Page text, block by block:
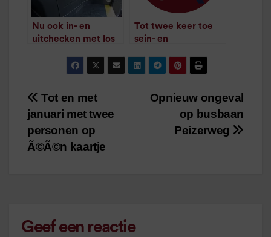
Nu ook in- en
uitchecken met los
minuut leestijd
Tot twee keer toe
sein- en
/ minuut leestijd
Bericht
navigatie
Opnieuw ongeval
op busbaan
Peizerweg
Tot en met
januari met twee
personen op
Ã©Ã©n kaartje
Geef een reactie